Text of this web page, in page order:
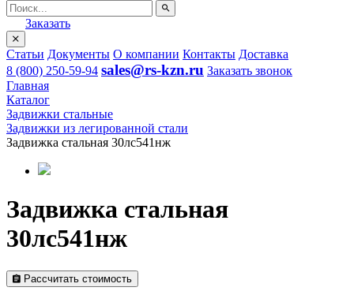
Заказать
Статьи Документы О компании Контакты Доставка
8 (800) 250-59-94 sales@rs-kzn.ru Заказать звонок
Главная
Каталог
Задвижки стальные
Задвижки из легированной стали
Задвижка стальная 30лс541нж
Задвижка стальная
30лс541нж
Рассчитать стоимость